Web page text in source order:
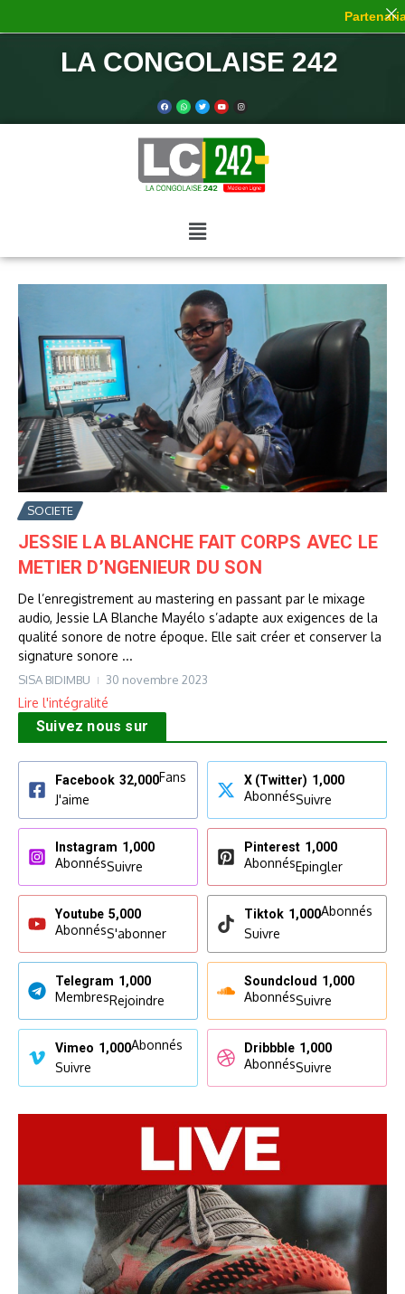
LA CONGOLAISE 242
SOCIETE
JESSIE LA BLANCHE FAIT CORPS AVEC LE
METIER D’NGENIEUR DU SON
De l’enregistrement au mastering en passant par le mixage
audio, Jessie LA Blanche Mayélo s’adapte aux exigences de la
qualité sonore de notre époque. Elle sait créer et conserver la
signature sonore ...
SISA BIDIMBU 30 novembre 2023
Lire l'intégralité
Suivez nous sur
Facebook 32,000Fans
J'aime
X (Twitter) 1,000
AbonnésSuivre
Instagram 1,000
AbonnésSuivre
Pinterest 1,000
AbonnésEpingler
Youtube 5,000
AbonnésS'abonner
Tiktok 1,000Abonnés
Suivre
Telegram 1,000
MembresRejoindre
Soundcloud 1,000
AbonnésSuivre
Vimeo 1,000Abonnés
Suivre
Dribbble 1,000
AbonnésSuivre